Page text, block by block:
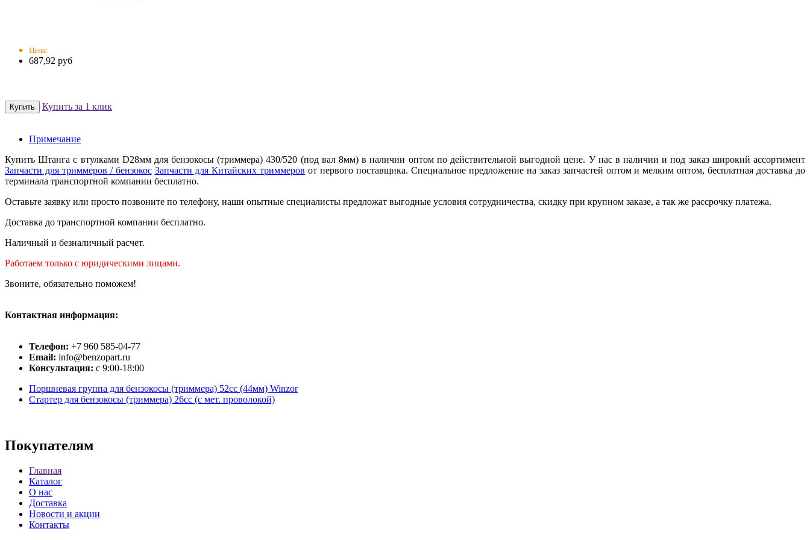
Цена:
687,92 руб
Купить за 1 клик
Примечание
Купить Штанга с втулками D28мм для бензокосы (триммера) 430/520 (под вал 8мм) в наличии оптом по действительной выгодной цене. У нас в наличии и под заказ широкий ассортимент
Запчасти для триммеров / бензокос Запчасти для Китайских триммеров от первого поставщика. Специальное предложение на заказ запчастей оптом и мелким оптом, бесплатная доставка до
терминала транспортной компании бесплатно.
Оставьте заявку или просто позвоните по телефону, наши опытные специалисты предложат выгодные условия сотрудничества, скидку при крупном заказе, а так же рассрочку платежа.
Доставка до транспортной компании бесплатно.
Наличный и безналичный расчет.
Работаем только с юридическими лицами.
Звоните, обязательно поможем!
Контактная информация:
Телефон: +7 960 585-04-77
Email: info@benzopart.ru
Консультация: с 9:00-18:00
Поршневая группа для бензокосы (триммера) 52cc (44мм) Winzor
Стартер для бензокосы (триммера) 26сс (с мет. проволокой)
Покупателям
Главная
Каталог
О нас
Доставка
Новости и акции
Контакты